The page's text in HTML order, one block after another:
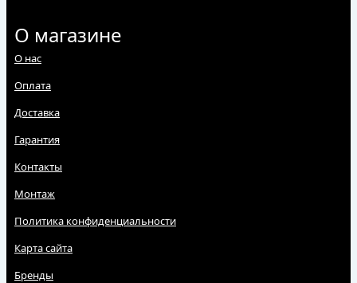
О магазине
О нас
Оплата
Доставка
Гарантия
Контакты
Монтаж
Политика конфиденциальности
Карта сайта
Бренды